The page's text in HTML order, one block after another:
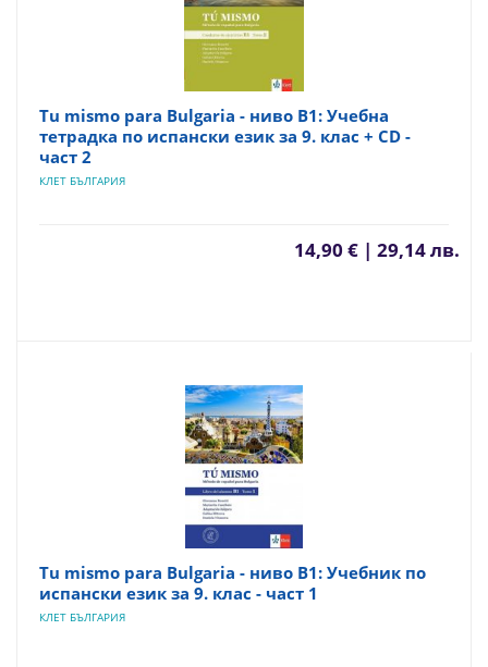
Tu mismo para Bulgaria - ниво B1: Учебна
тетрадка по испански език за 9. клас + CD -
част 2
КЛЕТ БЪЛГАРИЯ
14,90 € | 29,14 лв.
Tu mismo para Bulgaria - ниво B1: Учебник по
испански език за 9. клас - част 1
КЛЕТ БЪЛГАРИЯ